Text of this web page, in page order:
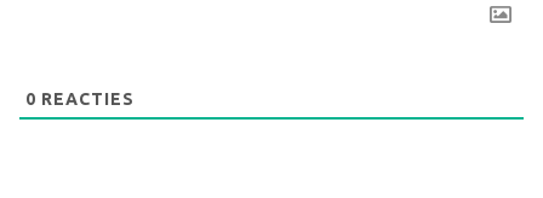
0 REACTIES